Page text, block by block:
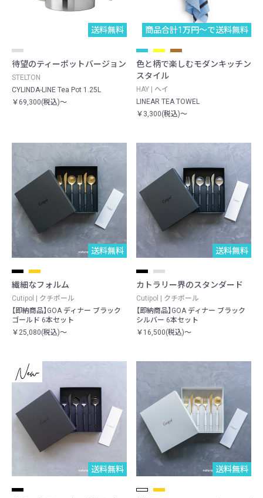
送料無料
待望のティーポットバージョン
STELTON
CYLINDA-LINE Tea Pot 1.25L
￥69,300(税込)～
商品合計1万円〜で送料無料
色と柄で楽しむモダンキッチン
スタイル
HAY | ヘイ
LINEAR TEA TOWEL
￥3,300(税込)～
送料無料
繊細なフォルム
Cutipol | クチポール
【即納商品】GOA ディナー ブラック
ゴールド 6本セット
￥25,080(税込)～
送料無料
カトラリー界のスタンダード
Cutipol | クチポール
【即納商品】GOA ディナー ブラック
シルバー 6本セット
￥16,500(税込)～
送料無料 送料無料